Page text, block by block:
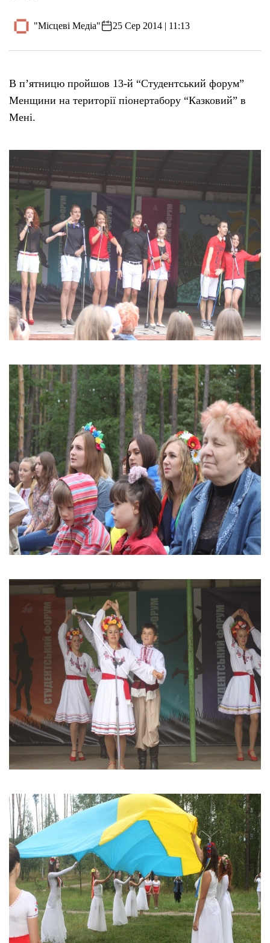
"Місцеві Медіа" 25 Сер 2014 | 11:13
В п’ятницю пройшов 13-й “Студентський форум”
Менщини на території піонертабору “Казковий” в
Мені.